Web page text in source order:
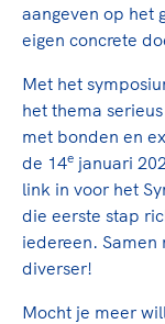
aangeven op het
eigen concrete
Met het
het thema
met bonden en
de 14e januari
link in voor het
die eerste stap
iedereen.
diverser!
Mocht je meer